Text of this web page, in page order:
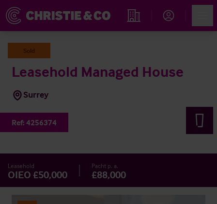
Immobiliensuche
Sold
Leasehold Managed House
Surrey
Ref: 4256374
Leasehold
OIEO £50,000
Pacht p. a.
£88,000